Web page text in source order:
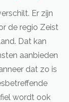
Er zijn
de regio Zeist
Dat kan
aanbieden
dat zo is
wordt ook